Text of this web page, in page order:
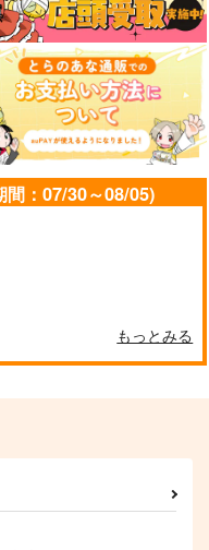
レオナ×マレウス
サンプル
作品詳細
間：07/30～08/05)
もっとみる